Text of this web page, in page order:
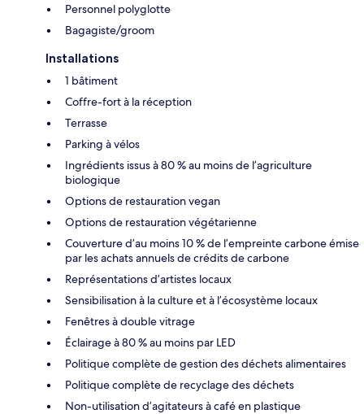
Personnel polyglotte
Bagagiste/groom
Installations
1 bâtiment
Coffre-fort à la réception
Terrasse
Parking à vélos
Ingrédients issus à 80 % au moins de l’agriculture
biologique
Options de restauration vegan
Options de restauration végétarienne
Couverture d’au moins 10 % de l’empreinte carbone émise
par les achats annuels de crédits de carbone
Représentations d’artistes locaux
Sensibilisation à la culture et à l’écosystème locaux
Fenêtres à double vitrage
Éclairage à 80 % au moins par LED
Politique complète de gestion des déchets alimentaires
Politique complète de recyclage des déchets
Non-utilisation d’agitateurs à café en plastique